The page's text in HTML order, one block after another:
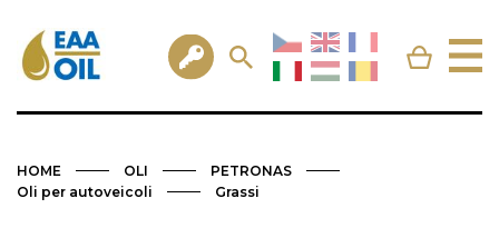
HOME OLI
PETRONAS
Oli per autoveicoli
Grassi